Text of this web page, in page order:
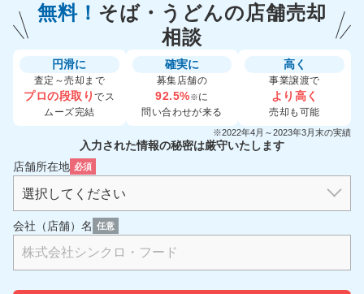
無料！ そば・うどんの店舗売却
相談
円滑に
査定～売却まで
プロの段取りでス
ムーズ完結
確実に
募集店舗の
92.5%※に
問い合わせが来る
高く
事業譲渡で
より高く
売却も可能
※2022年4月～2023年3月末の実績
入力された情報の秘密は厳守いたします
店舗所在地 必須
会社（店舗）名 任意